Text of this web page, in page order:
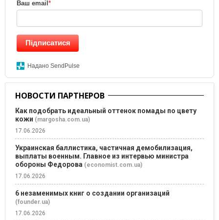
Ваш email *
Підписатися
Надано SendPulse
НОВОСТИ ПАРТНЕРОВ
Как подобрать идеальный оттенок помады по цвету
кожи (margosha.com.ua)
17.06.2026
Украинская баллистика, частичная демобилизация,
выплаты военным. Главное из интервью министра
обороны Федорова (economist.com.ua)
17.06.2026
6 незаменимых книг о создании организаций
(founder.ua)
17.06.2026